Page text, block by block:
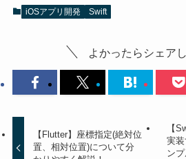
iOSアプリ開発 Swift
よかったらシェア
【Flutter】座標指定(絶対位
置、相対位置)について分
【
実
ン